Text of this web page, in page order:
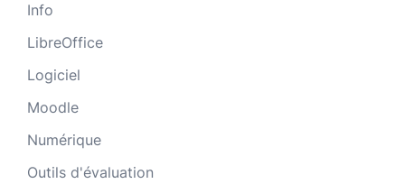
Info
LibreOffice
Logiciel
Moodle
Numérique
Outils d'évaluation